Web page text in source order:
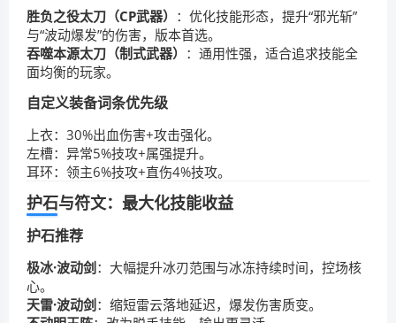
胜负之役太刀（CP武器） ：优化技能形态，提升“邪光斩”
与“波动爆发”的伤害，版本首选。
吞噬本源太刀（制式武器） ：通用性强，适合追求技能全
面均衡的玩家。
自定义装备词条优先级
上衣：30%出血伤害+攻击强化。
左槽：异常5%技攻+属强提升。
耳环：领主6%技攻+直伤4%技攻。
护石与符文：最大化技能收益
护石推荐
极冰·波动剑 ：大幅提升冰刃范围与冰冻持续时间，控场核
心。
天雷·波动剑 ：缩短雷云落地延迟，爆发伤害质变。